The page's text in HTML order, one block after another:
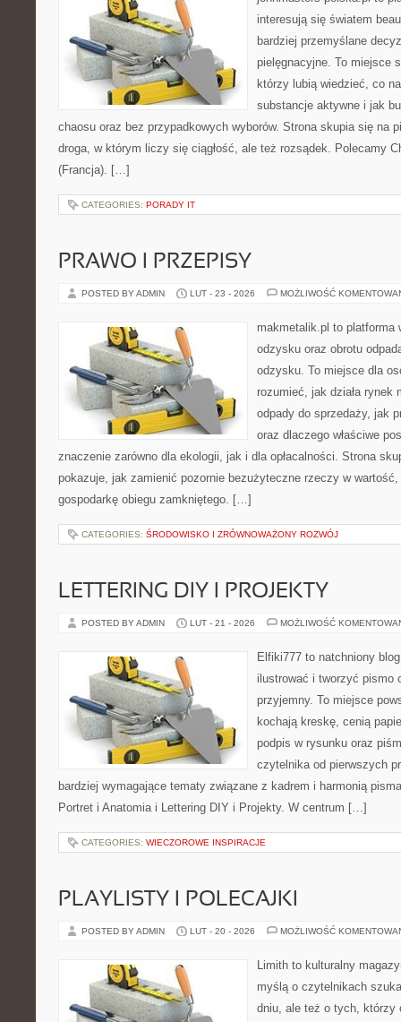
interesują się światem
bardziej przemyślane
pielęgnacyjne. To miejsce
którzy lubią wiedzieć, co
substancje aktywne i jak
chaosu oraz bez przypadkowych wyborów. Strona skupia się na
droga, w którym liczy się ciągłość, ale też rozsądek. Polecamy
(Francja). […]
CATEGORIES: PORADY IT
PRAWO I PRZEPISY
POSTED BY ADMIN LUT - 23 - 2026 MOŻLIWOŚĆ
makmetalik.pl to platforma
odzysku oraz obrotu
odzysku. To miejsce dla
rozumieć, jak działa rynek
odpady do sprzedaży, jak
oraz dlaczego właściwe
znaczenie zarówno dla ekologii, jak i dla opłacalności. Strona
pokazuje, jak zamienić pozornie bezużyteczne rzeczy w
gospodarkę obiegu zamkniętego. […]
CATEGORIES: ŚRODOWISKO I ZRÓWNOWAŻONY ROZWÓJ
LETTERING DIY I PROJEKTY
POSTED BY ADMIN LUT - 21 - 2026 MOŻLIWOŚĆ
Elfiki777 to natchniony
ilustrować i tworzyć pismo
przyjemny. To miejsce
kochają kreskę, cenią
podpis w rysunku oraz
czytelnika od pierwszych
bardziej wymagające tematy związane z kadrem i harmonią
Portret i Anatomia i Lettering DIY i Projekty. W centrum […]
CATEGORIES: WIECZOROWE INSPIRACJE
PLAYLISTY I POLECAJKI
POSTED BY ADMIN LUT - 20 - 2026 MOŻLIWOŚĆ
Limith to kulturalny
myślą o czytelnikach
dniu, ale też o tych, którzy